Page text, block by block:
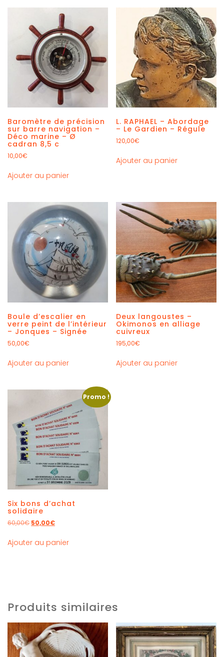
Baromètre de précision
sur barre navigation –
Déco marine – Ø
cadran 8,5 c
10,00€
Ajouter au panier
L. RAPHAEL – Abordage
– Le Gardien – Régule
120,00€
Ajouter au panier
Boule d’escalier en
verre peint de l’intérieur
– Jonques – Signée
50,00€
Ajouter au panier
Deux langoustes –
Okimonos en alliage
cuivreux
195,00€
Ajouter au panier
Promo !
Six bons d’achat
solidaire
60,00€ 50,00€
Ajouter au panier
Produits similaires